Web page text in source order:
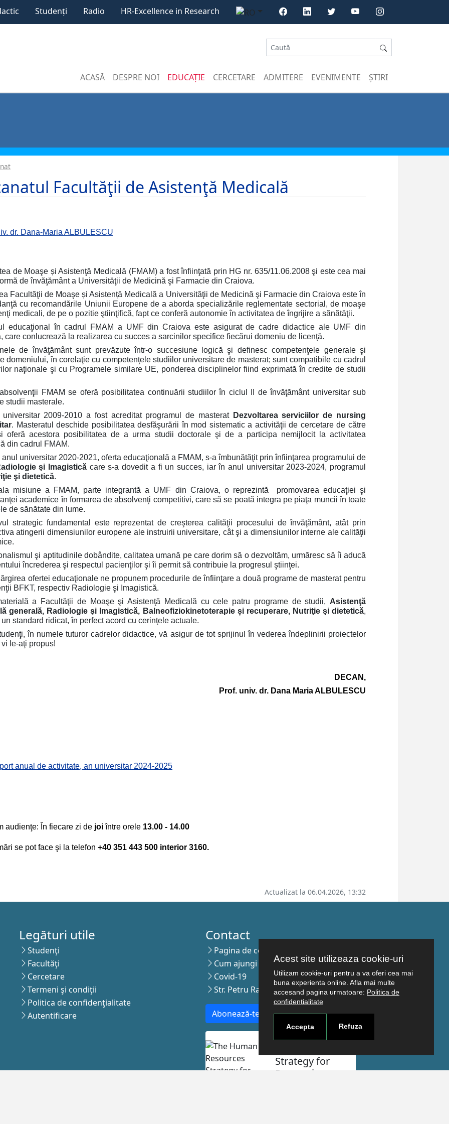
Acest site utilizeaza cookie-uri
Utilizam cookie-uri pentru a va oferi cea mai
buna experienta online. Afla mai multe
accesand pagina urmatoare: Politica de
confidentialitate
Accepta Refuza
Studenți Radio HR-Excellence in Research
ACASĂ DESPRE NOI EDUCAȚIE CERCETARE ADMITERE EVENIMENTE ȘTIRI
Facultăţii de Asistenţă Medicală
dr. Dana-Maria ALBULESCU
de Moaşe și Asistenţă Medicală (FMAM) a fost înfiinţată prin HG nr. 635/11.06.2008 şi este cea mai
de învăţământ a Universităţii de Medicină şi Farmacie din Craiova.
Facultăţii de Moaşe și Asistență Medicală a Universităţii de Medicină şi Farmacie din Craiova este în
cu recomandările Uniunii Europene de a aborda specializările reglementate sectorial, de moaşe
medicali, de pe o pozitie ştiinţifică, fapt ce conferă autonomie în activitatea de îngrijire a sănătăţii.
educaţional în cadrul FMAM a UMF din Craiova este asigurat de cadre didactice ale UMF din
care conlucrează la realizarea cu succes a sarcinilor specifice fiecărui domeniu de licenţă.
de învăţământ sunt prevăzute într-o succesiune logică şi definesc competenţele generale şi
domeniului, în corelaţie cu competenţele studiilor universitare de masterat; sunt compatibile cu cadrul
naţionale şi cu Programele similare UE, ponderea disciplinelor fiind exprimată în credite de studii
FMAM se oferă posibilitatea continuării studiilor în ciclul II de învăţământ universitar sub
studii masterale.
universitar 2009-2010 a fost acreditat programul de masterat Dezvoltarea serviciilor de nursing
. Masteratul deschide posibilitatea desfăşurării în mod sistematic a activităţii de cercetare de către
oferă acestora posibilitatea de a urma studii doctorale şi de a participa nemijlocit la activitatea
din cadrul FMAM.
universitar 2020-2021, oferta educaţională a FMAM, s-a îmbunătăţit prin înfiinţarea programului de
şi Imagistică care s-a dovedit a fi un succes, iar în anul universitar 2023-2024, programul
şi dietetică.
misiune a FMAM, parte integrantă a UMF din Craiova, o reprezintă promovarea educaţiei şi
academice în formarea de absolvenţi competitivi, care să se poată integra pe piaţa muncii în toate
de sănătate din lume.
strategic fundamental este reprezentat de creşterea calităţii procesului de învăţământ, atât prin
atingerii dimensiunilor europene ale instruirii universitare, cât şi a dimensiunilor interne ale calităţii
şi aptitudinile dobândite, calitatea umană pe care dorim să o dezvoltăm, urmăresc să îi aducă
încrederea şi respectul pacienţilor şi îi permit să contribuie la progresul ştiinţei.
ofertei educaţionale ne propunem procedurile de înfiinţare a două programe de masterat pentru
BFKT, respectiv Radiologie şi Imagistică.
a Facultăţii de Moaşe şi Asistenţă Medicală cu cele patru programe de studii, Asistenţă
generală, Radiologie şi Imagistică, Balneofiziokinetoterapie și recuperare, Nutriţie şi dietetică,
standard ridicat, în perfect acord cu cerinţele actuale.
în numele tuturor cadrelor didactice, vă asigur de tot sprijinul în vederea îndeplinirii proiectelor
le-aţi propus!
DECAN,
Prof. univ. dr. Dana Maria ALBULESCU
anual de activitate, an universitar 2024-2025
audienţe: În fiecare zi de joiîntre orele 13.00 - 14.00
se pot face şi la telefon +40 351 443 500 interior 3160.
Actualizat la 06.04.2026, 13:32
Legături utile
Studenţi
Facultăţi
Cercetare
Termeni şi condiţii
Politica de confidenţialitate
Autentificare
Contact
Pagina de contact
Cum ajungi aici
Covid-19
Str. Petru Rareş nr.2, Craiova, 200349
Abonează-te la newsletter!
The Human
Strategy for
Researchers